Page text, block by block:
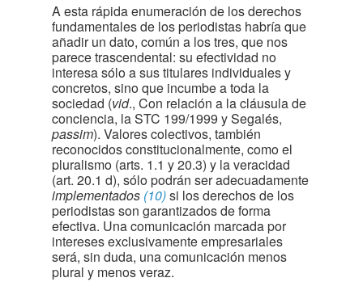
A esta rápida enumeración de los derechos
fundamentales de los periodistas habría que
añadir un dato, común a los tres, que nos
parece trascendental: su efectividad no
interesa sólo a sus titulares individuales y
concretos, sino que incumbe a toda la
sociedad (vid., Con relación a la cláusula de
conciencia, la STC 199/1999 y Segalés,
passim). Valores colectivos, también
reconocidos constitucionalmente, como el
pluralismo (arts. 1.1 y 20.3) y la veracidad
(art. 20.1 d), sólo podrán ser adecuadamente
implementados (10)si los derechos de los
periodistas son garantizados de forma
efectiva. Una comunicación marcada por
intereses exclusivamente empresariales
será, sin duda, una comunicación menos
plural y menos veraz.